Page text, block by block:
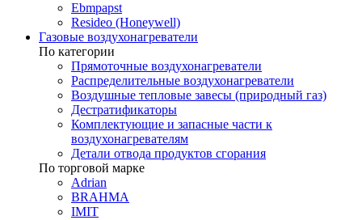
Ebmpapst
Resideo (Honeywell)
Газовые воздухонагреватели
По категории
Прямоточные воздухонагреватели
Распределительные воздухонагреватели
Воздушные тепловые завесы (природный газ)
Дестратификаторы
Комплектующие и запасные части к
воздухонагревателям
Детали отвода продуктов сгорания
По торговой марке
Adrian
BRAHMA
IMIT